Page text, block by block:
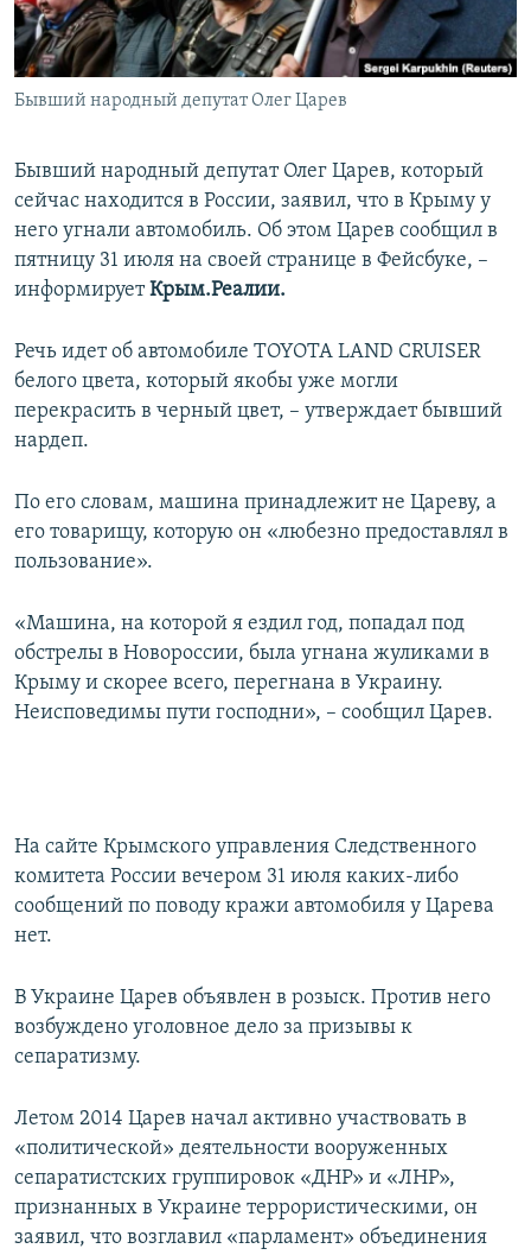
ПОБЕДИТЕЛЕЙ НЕ СУДЯТ?
КРЫМ.НЕПОКОРЕННЫЙ
ELIFBE
ПРИСОЕДИНЯЙТЕСЬ!
Все сайты RFE/RL
Бывший народный депутат Олег Царев
Бывший народный депутат Олег Царев, который
сейчас находится в России, заявил, что в Крыму у
него угнали автомобиль. Об этом Царев сообщил в
пятницу 31 июля на своей странице в Фейсбуке, –
информируетКрым.Реалии.
Речь идет об автомобиле TOYOTA LAND CRUISER
белого цвета, который якобы уже могли
перекрасить в черный цвет, – утверждает бывший
нардеп.
По его словам, машина принадлежит не Цареву, а
его товарищу, которую он «любезно предоставлял в
пользование».
«Машина, на которой я ездил год, попадал под
обстрелы в Новороссии, была угнана жуликами в
Крыму и скорее всего, перегнана в Украину.
Неисповедимы пути господни», – сообщил Царев.
На сайте Крымского управления Следственного
комитета России вечером 31 июля каких-либо
сообщений по поводу кражи автомобиля у Царева
нет.
В Украине Царев объявлен в розыск. Против него
возбуждено уголовное дело за призывы к
сепаратизму.
Летом 2014 Царев начал активно участвовать в
«политической» деятельности вооруженных
сепаратистских группировок «ДНР» и «ЛНР»,
признанных в Украине террористическими, он
заявил, что возглавил «парламент» объединения